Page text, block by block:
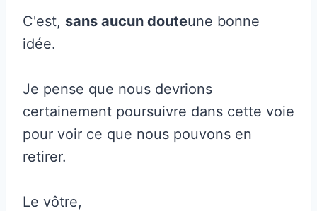
C'est, sans aucun douteune bonne
idée.
Je pense que nous devrions
certainement poursuivre dans cette voie
pour voir ce que nous pouvons en
retirer.
Le vôtre,